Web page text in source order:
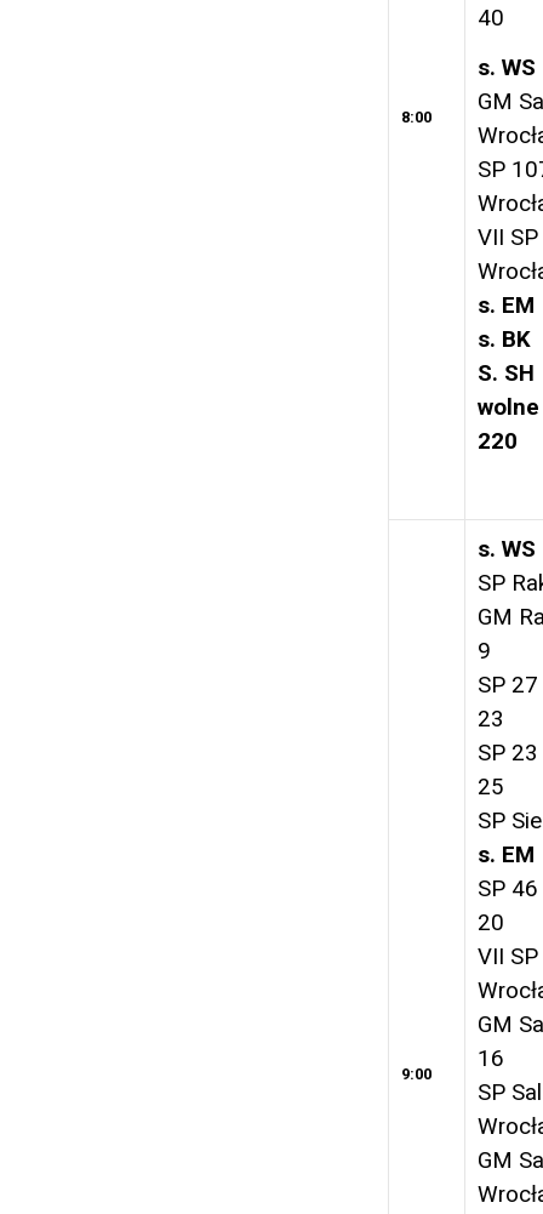
8:00
40
s. WS
GM
SP
VII
s. EM
s. BK
S. SH
220
9:00
s. WS
SP
GM
9
SP 27
23
SP 23
25
SP
s. EM
SP 46
20
VII
GM
16
SP
GM